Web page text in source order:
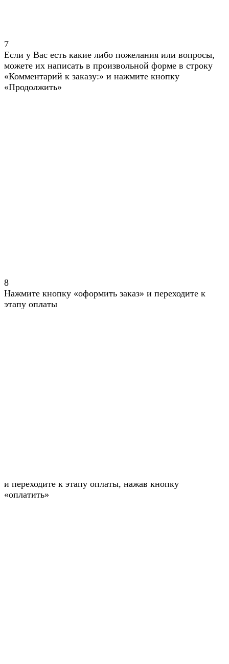
7
Если у Вас есть какие либо пожелания или вопросы,
можете их написать в произвольной форме в строку
«Комментарий к заказу:» и нажмите кнопку
«Продолжить»
8
Нажмите кнопку «оформить заказ» и переходите к
этапу оплаты
и переходите к этапу оплаты, нажав кнопку
«оплатить»